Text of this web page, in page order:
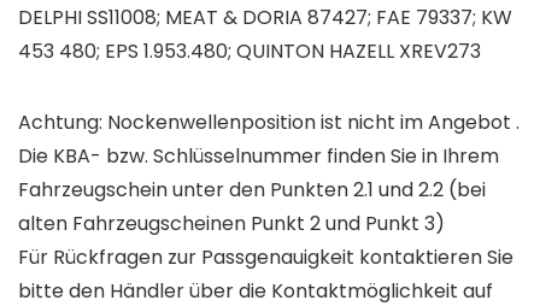
DELPHI SS11008; MEAT & DORIA 87427; FAE 79337; KW
453 480; EPS 1.953.480; QUINTON HAZELL XREV273
Achtung: Nockenwellenposition ist nicht im Angebot .
Die KBA- bzw. Schlüsselnummer finden Sie in Ihrem
Fahrzeugschein unter den Punkten 2.1 und 2.2 (bei
alten Fahrzeugscheinen Punkt 2 und Punkt 3)
Für Rückfragen zur Passgenauigkeit kontaktieren Sie
bitte den Händler über die Kontaktmöglichkeit auf